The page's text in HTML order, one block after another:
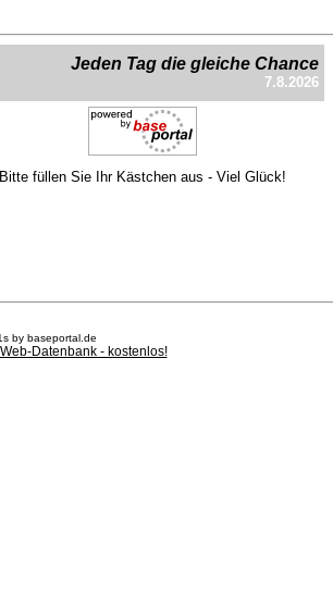
Jeden Tag die gleiche Chance
7.8.2026
Bitte füllen Sie Ihr Kästchen aus - Viel Glück!
by baseportal.de
Datenbank - kostenlos!